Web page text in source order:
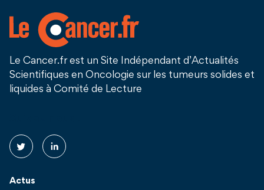
Le Cancer.fr est un Site Indépendant d’Actualités
Scientifiques en Oncologie sur les tumeurs solides et
liquides à Comité de Lecture
Actus